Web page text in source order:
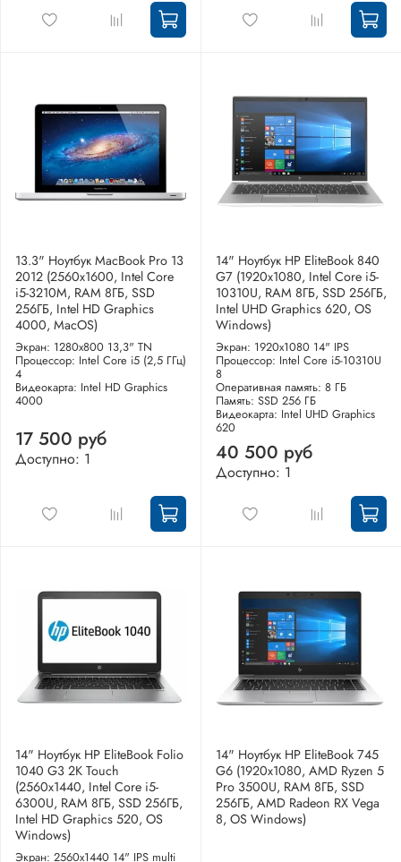
13.3" Ноутбук MacBook Pro 13
2012 (2560x1600, Intel Core
i5-3210M, RAM 8ГБ, SSD
256ГБ, Intel HD Graphics
4000, MacOS)
Экран: 1280x800 13,3" TN
Процессор: Intel Core i5 (2,5 ГГц)
4
Видеокарта: Intel HD Graphics
4000
17 500 руб
Доступно: 1
14" Ноутбук HP EliteBook 840
G7 (1920x1080, Intel Core i5-
10310U, RAM 8ГБ, SSD 256ГБ,
Intel UHD Graphics 620, OS
Windows)
Экран: 1920x1080 14" IPS
Процессор: Intel Core i5-10310U
8
Оперативная память: 8 ГБ
Память: SSD 256 ГБ
Видеокарта: Intel UHD Graphics
620
40 500 руб
Доступно: 1
14" Ноутбук HP EliteBook Folio
1040 G3 2K Touch
(2560x1440, Intel Core i5-
6300U, RAM 8ГБ, SSD 256ГБ,
Intel HD Graphics 520, OS
Windows)
Экран: 2560x1440 14" IPS multi
14" Ноутбук HP EliteBook 745
G6 (1920x1080, AMD Ryzen 5
Pro 3500U, RAM 8ГБ, SSD
256ГБ, AMD Radeon RX Vega
8, OS Windows)